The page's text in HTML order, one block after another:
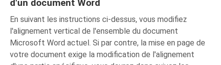
d'un document Word
En suivant les instructions ci-dessus, vous modifiez
l'alignement vertical de l'ensemble du document
Microsoft Word actuel. Si par contre, la mise en page de
votre document exige la modification de l'alignement